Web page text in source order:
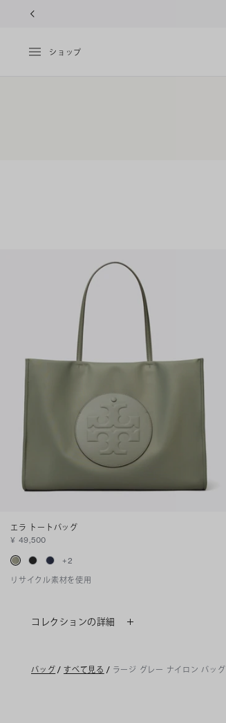
ショップ
エラ トートバッグ
¥ 49,500
+2
リサイクル素材を使用
コレクションの詳細
バッグ / すべて見る / ラージ グレー ナイロン バッグ